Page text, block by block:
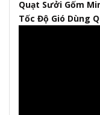
Quạt Sưởi Gốm
Tốc Độ Gió Dùng